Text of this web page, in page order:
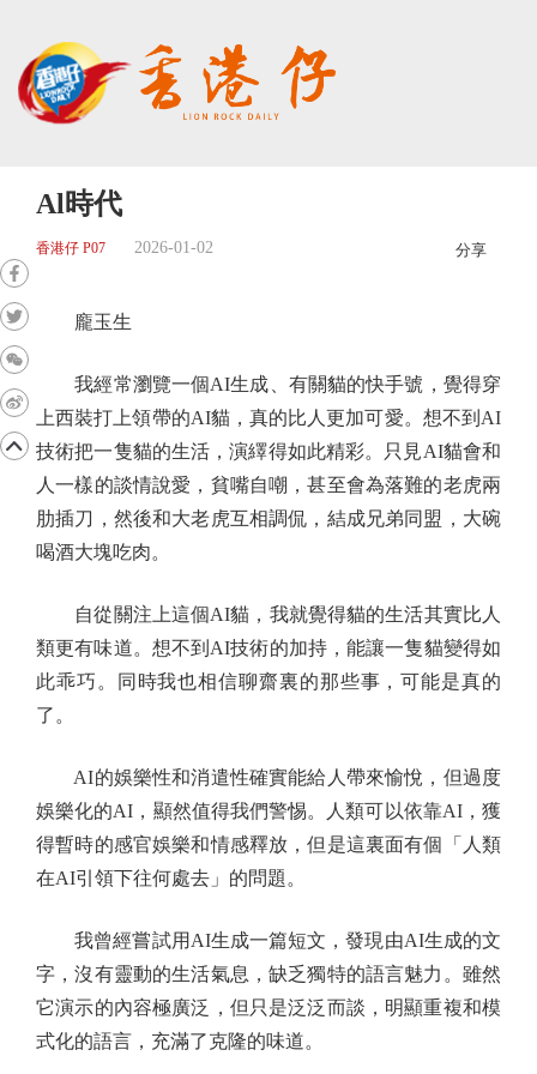
Al時代
香港仔 P07 2026-01-02 分享
龐玉生
我經常瀏覽一個AI生成、有關貓的快手號，覺得穿
上西裝打上領帶的AI貓，真的比人更加可愛。想不到AI
技術把一隻貓的生活，演繹得如此精彩。只見AI貓會和
人一樣的談情說愛，貧嘴自嘲，甚至會為落難的老虎兩
肋插刀，然後和大老虎互相調侃，結成兄弟同盟，大碗
喝酒大塊吃肉。
自從關注上這個AI貓，我就覺得貓的生活其實比人
類更有味道。想不到AI技術的加持，能讓一隻貓變得如
此乖巧。同時我也相信聊齋裏的那些事，可能是真的
了。
AI的娛樂性和消遣性確實能給人帶來愉悅，但過度
娛樂化的AI，顯然值得我們警惕。人類可以依靠AI，獲
得暫時的感官娛樂和情感釋放，但是這裏面有個「人類
在AI引領下往何處去」的問題。
我曾經嘗試用AI生成一篇短文，發現由AI生成的文
字，沒有靈動的生活氣息，缺乏獨特的語言魅力。雖然
它演示的內容極廣泛，但只是泛泛而談，明顯重複和模
式化的語言，充滿了克隆的味道。